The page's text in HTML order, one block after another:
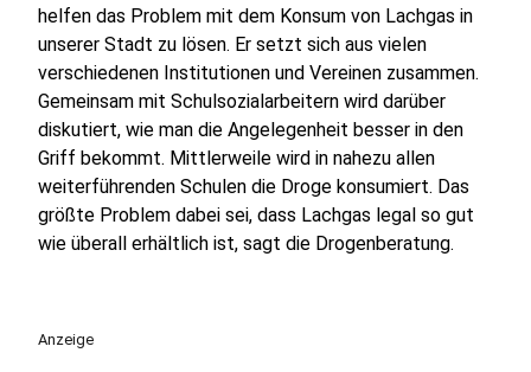
helfen das Problem mit dem Konsum von Lachgas in
unserer Stadt zu lösen. Er setzt sich aus vielen
verschiedenen Institutionen und Vereinen zusammen.
Gemeinsam mit Schulsozialarbeitern wird darüber
diskutiert, wie man die Angelegenheit besser in den
Griff bekommt. Mittlerweile wird in nahezu allen
weiterführenden Schulen die Droge konsumiert. Das
größte Problem dabei sei, dass Lachgas legal so gut
wie überall erhältlich ist, sagt die Drogenberatung.
Anzeige